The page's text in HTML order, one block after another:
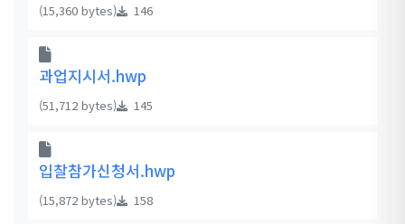
(15,360 bytes) 146
과업지시서.hwp
(51,712 bytes) 145
입찰참가신청서.hwp
(15,872 bytes) 158